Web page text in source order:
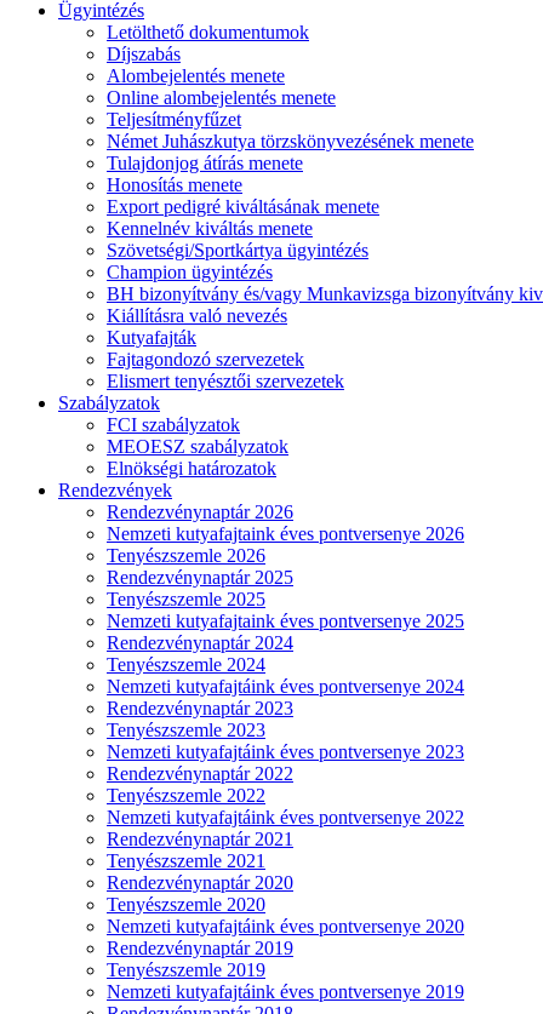
Ügyintézés
Letölthető dokumentumok
Díjszabás
Alombejelentés menete
Online alombejelentés menete
Teljesítményfűzet
Német Juhászkutya törzskönyvezésének menete
Tulajdonjog átírás menete
Honosítás menete
Export pedigré kiváltásának menete
Kennelnév kiváltás menete
Szövetségi/Sportkártya ügyintézés
Champion ügyintézés
BH bizonyítvány és/vagy Munkavizsga bizonyítvány
Kiállításra való nevezés
Kutyafajták
Fajtagondozó szervezetek
Elismert tenyésztői szervezetek
Szabályzatok
FCI szabályzatok
MEOESZ szabályzatok
Elnökségi határozatok
Rendezvények
Rendezvénynaptár 2026
Nemzeti kutyafajtaink éves pontversenye 2026
Tenyészszemle 2026
Rendezvénynaptár 2025
Tenyészszemle 2025
Nemzeti kutyafajtaink éves pontversenye 2025
Rendezvénynaptár 2024
Tenyészszemle 2024
Nemzeti kutyafajtáink éves pontversenye 2024
Rendezvénynaptár 2023
Tenyészszemle 2023
Nemzeti kutyafajtáink éves pontversenye 2023
Rendezvénynaptár 2022
Tenyészszemle 2022
Nemzeti kutyafajtáink éves pontversenye 2022
Rendezvénynaptár 2021
Tenyészszemle 2021
Rendezvénynaptár 2020
Tenyészszemle 2020
Nemzeti kutyafajtáink éves pontversenye 2020
Rendezvénynaptár 2019
Tenyészszemle 2019
Nemzeti kutyafajtáink éves pontversenye 2019